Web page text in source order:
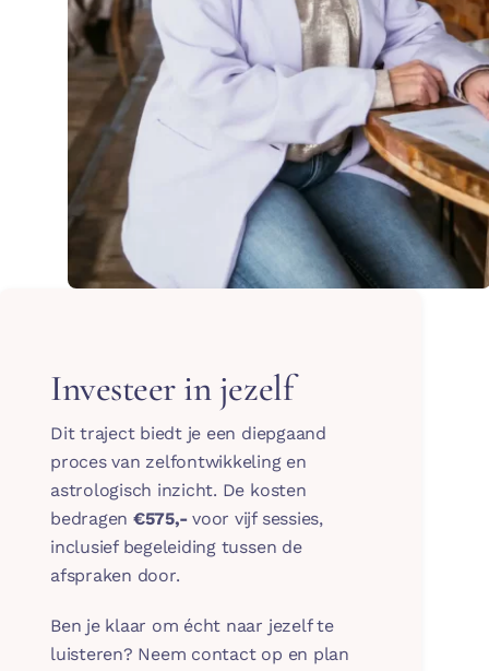
Investeer in jezelf
Dit traject biedt je een diepgaand
proces van zelfontwikkeling en
astrologisch inzicht. De kosten
bedragen €575,-voor vijf sessies,
inclusief begeleiding tussen de
afspraken door.
Ben je klaar om écht naar jezelf te
luisteren? Neem contact op en plan